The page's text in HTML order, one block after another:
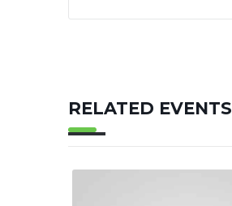
RELATED EVENTS